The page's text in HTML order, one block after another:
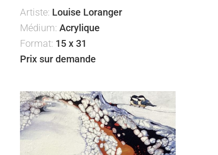
Artiste: Louise Loranger
Médium: Acrylique
Format: 15 x 31
Prix sur demande